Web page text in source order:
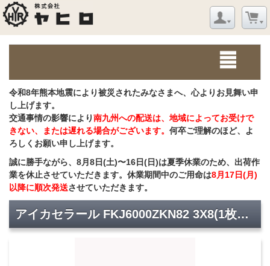
令和8年熊本地震により被災されたみなさまへ、心よりお見舞い申
し上げます。
交通事情の影響により南九州への配送は、地域によってお受けで
きない、または遅れる場合がございます。 何卒ご理解のほど、よ
ろしくお願い申し上げます。
誠に勝手ながら、8月8日(土)〜16日(日)は夏季休業のため、出荷作
業を休止させていただきます。休業期間中のご用命は8月17日(月)
以降に順次発送させていただきます。
アイカセラール FKJ6000ZKN82 3X8(1枚入り)